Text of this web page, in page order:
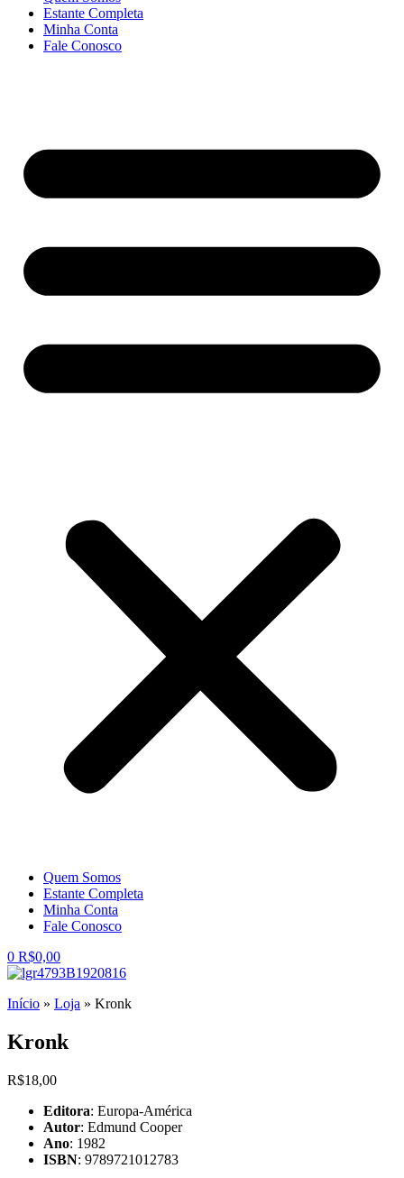
Estante Completa
Minha Conta
Fale Conosco
Quem Somos
Estante Completa
Minha Conta
Fale Conosco
0 R$0,00
Início » Loja » Kronk
Kronk
R$18,00
Editora: Europa-América
Autor: Edmund Cooper
Ano: 1982
ISBN: 9789721012783